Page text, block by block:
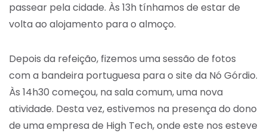
passear pela cidade. Às 13h tínhamos de estar de
volta ao alojamento para o almoço.
Depois da refeição, fizemos uma sessão de fotos
com a bandeira portuguesa para o site da Nó Górdio.
Às 14h30 começou, na sala comum, uma nova
atividade. Desta vez, estivemos na presença do dono
de uma empresa de High Tech, onde este nos esteve